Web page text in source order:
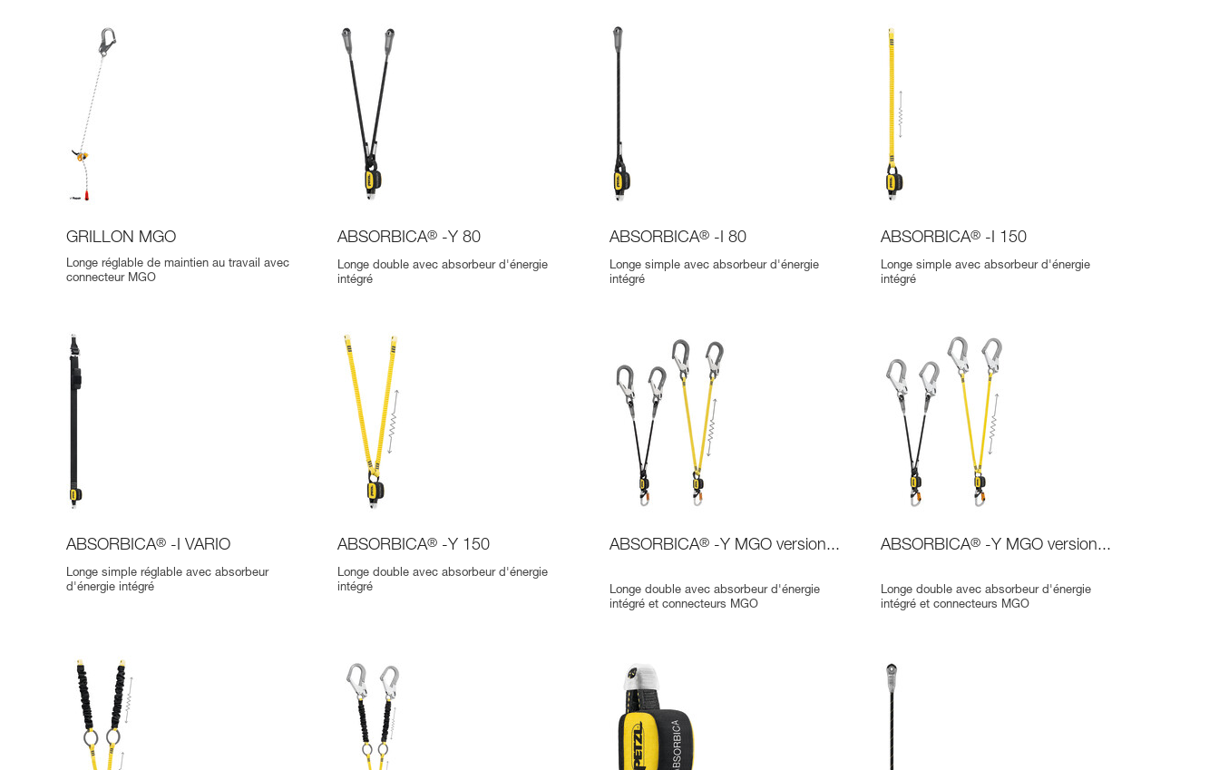
GRILLON MGO
Longe réglable de maintien au travail avec
connecteur MGO
ABSORBICA® -Y 80
Longe double avec absorbeur d'énergie
intégré
ABSORBICA® -I 80
Longe simple avec absorbeur d'énergie
intégré
ABSORBICA® -I 150
Longe simple avec absorbeur d'énergie
intégré
ABSORBICA® -I VARIO
Longe simple réglable avec absorbeur
d'énergie intégré
ABSORBICA® -Y 150
Longe double avec absorbeur d'énergie
intégré
ABSORBICA® -Y MGO version...
Longe double avec absorbeur d'énergie
intégré et connecteurs MGO
ABSORBICA® -Y MGO version...
Longe double avec absorbeur d'énergie
intégré et connecteurs MGO